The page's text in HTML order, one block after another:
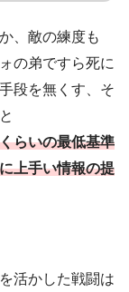
、敵の練度も
の弟ですら死に
段を無くす、そ
らいの最低基準
上手い情報の提
活かした戦闘は